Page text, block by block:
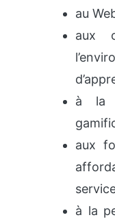
au
aux
à la
aux
à la